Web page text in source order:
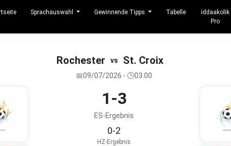
Sprachauswahl Gewinnende Tipps Tabelle
iddaakolik
Pro
Rochester vs St. Croix
📅09/07/2026 - 🕒03:00
1-3
ES-Ergebnis
0-2
HZ-Ergebnis